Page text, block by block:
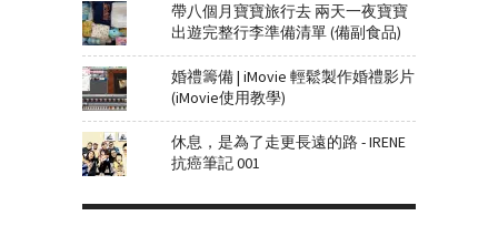
帶八個月寶寶旅行去 兩天一夜寶寶
出遊完整行李準備清單 (備副食品)
婚禮籌備 | iMovie 輕鬆製作婚禮影片
(iMovie使用教學)
休息，是為了走更長遠的路 - IRENE
抗癌筆記 001